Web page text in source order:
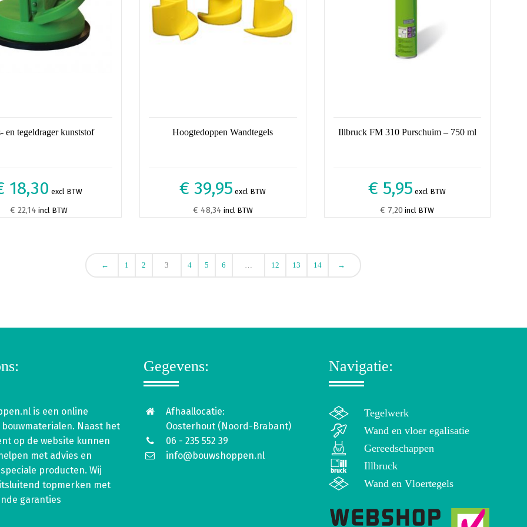
en tegeldrager kunststof
18,30 excl BTW
€ 22,14 incl BTW
Hoogtedoppen Wandtegels
€ 39,95 excl BTW
€ 48,34 incl BTW
Illbruck FM 310 Purschuim – 750 ml
€ 5,95 excl BTW
€ 7,20 incl BTW
← 1 2 3 4 5 6 … 12 13 14 →
is een online
Naast het
op de website kunnen
met advies en
producten. Wij
topmerken met
garanties
Gegevens:
Afhaallocatie:
Oosterhout (Noord-Brabant)
06 - 235 552 39
info@bouwshoppen.nl
Navigatie:
Tegelwerk
Wand en vloer egalisatie
Gereedschappen
Illbruck
Wand en Vloertegels